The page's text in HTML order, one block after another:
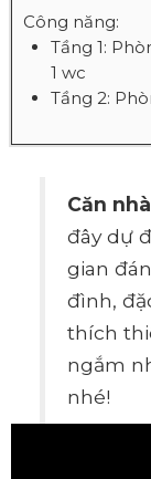
Công năng:
Tầng 1:
1 wc
Tầng 2:
Căn
đây dự
gian
đình,
thích
ngắm
nhé!